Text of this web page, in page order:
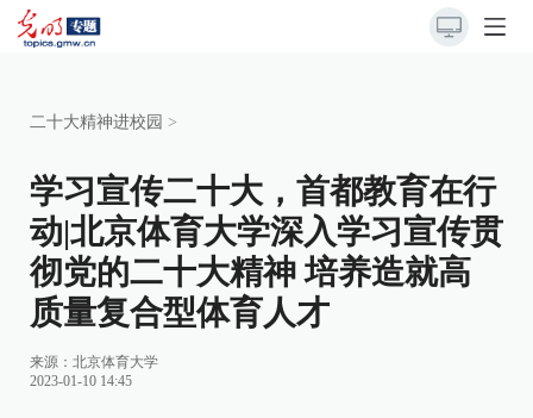
二十大精神进校园 >
学习宣传二十大，首都教育在行
动|北京体育大学深入学习宣传贯
彻党的二十大精神 培养造就高
质量复合型体育人才
来源：北京体育大学
2023-01-10 14:45